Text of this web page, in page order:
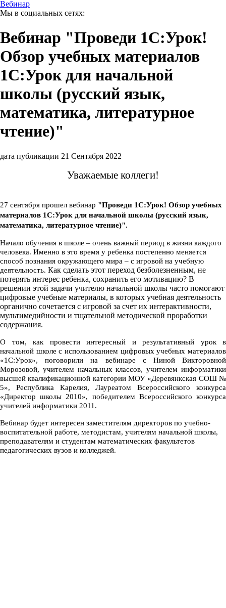
Вебинар
Мы в социальных сетях:
Вебинар "Проведи 1С:Урок!
Обзор учебных материалов
1С:Урок для начальной
школы (русский язык,
математика, литературное
чтение)"
дата публикации 21 Сентября 2022
Уважаемые коллеги!
27 сентября прошел вебинар "Проведи 1С:Урок! Обзор учебных
материалов 1С:Урок для начальной школы (русский язык,
математика, литературное чтение)".
Начало обучения в школе – очень важный период в жизни каждого
человека. Именно в это время у ребенка постепенно меняется
способ познания окружающего мира – с игровой на учебную
деятельность. Как сделать этот переход безболезненным, не
потерять интерес ребенка, сохранить его мотивацию? В
решении этой задачи учителю начальной школы часто помогают
цифровые учебные материалы, в которых учебная деятельность
органично сочетается с игровой за счет их интерактивности,
мультимедийности и тщательной методической проработки
содержания.
О том, как провести интересный и результативный урок в
начальной школе с использованием цифровых учебных материалов
«1С:Урок», поговорили на вебинаре с Ниной Викторовной
Морозовой, учителем начальных классов, учителем информатики
высшей квалификационной категории МОУ «Деревянкская СОШ №
5», Республика Карелия, Лауреатом Всероссийского конкурса
«Директор школы 2010», победителем Всероссийского конкурса
учителей информатики 2011.
Вебинар будет интересен заместителям директоров по учебно-
воспитательной работе, методистам, учителям начальной школы,
преподавателям и студентам математических факультетов
педагогических вузов и колледжей.